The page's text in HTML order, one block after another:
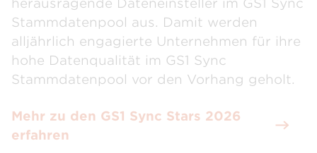
herausragende Dateneinsteller im GS1 Sync
Stammdatenpool aus. Damit werden
alljährlich engagierte Unternehmen für ihre
hohe Datenqualität im GS1 Sync
Stammdatenpool vor den Vorhang geholt.
Mehr zu den GS1 Sync Stars 2026
erfahren